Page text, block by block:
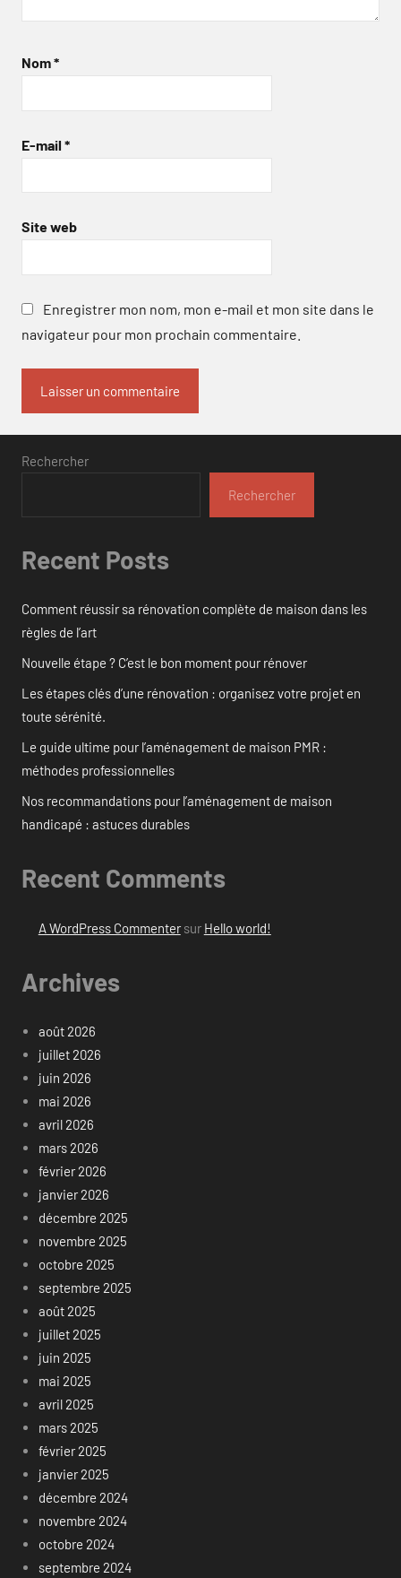
Nom*
E-mail *
Site web
Enregistrer mon nom, mon e-mail et mon site dans le
navigateur pour mon prochain commentaire.
Rechercher
Rechercher
Recent Posts
Comment réussir sa rénovation complète de maison dans les
règles de l’art
Nouvelle étape ? C’est le bon moment pour rénover
Les étapes clés d’une rénovation : organisez votre projet en
toute sérénité.
Le guide ultime pour l’aménagement de maison PMR :
méthodes professionnelles
Nos recommandations pour l’aménagement de maison
handicapé : astuces durables
Recent Comments
A WordPress Commentersur Hello world!
Archives
août 2026
juillet 2026
juin 2026
mai 2026
avril 2026
mars 2026
février 2026
janvier 2026
décembre 2025
novembre 2025
octobre 2025
septembre 2025
août 2025
juillet 2025
juin 2025
mai 2025
avril 2025
mars 2025
février 2025
janvier 2025
décembre 2024
novembre 2024
octobre 2024
septembre 2024